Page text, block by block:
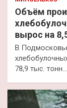
Объём
вырос на
В
78,9 тыс.